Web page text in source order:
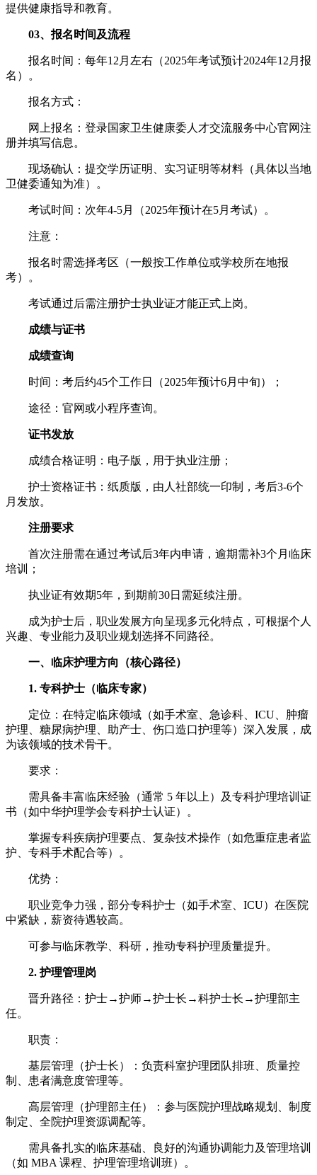
提供健康指导和教育。
03、报名时间及流程
报名时间：每年12月左右（2025年考试预计2024年12月报
名）。
报名方式：
网上报名：登录国家卫生健康委人才交流服务中心官网注
册并填写信息。
现场确认：提交学历证明、实习证明等材料（具体以当地
卫健委通知为准）。
考试时间：次年4-5月（2025年预计在5月考试）。
注意：
报名时需选择考区（一般按工作单位或学校所在地报
考）。
考试通过后需注册护士执业证才能正式上岗。
成绩与证书
成绩查询
时间：考后约45个工作日（2025年预计6月中旬）；
途径：官网或小程序查询。
证书发放
成绩合格证明：电子版，用于执业注册；
护士资格证书：纸质版，由人社部统一印制，考后3-6个
月发放。
注册要求
首次注册需在通过考试后3年内申请，逾期需补3个月临床
培训；
执业证有效期5年，到期前30日需延续注册。
成为护士后，职业发展方向呈现多元化特点，可根据个人
兴趣、专业能力及职业规划选择不同路径。
一、临床护理方向（核心路径）
1. 专科护士（临床专家）
定位：在特定临床领域（如手术室、急诊科、ICU、肿瘤
护理、糖尿病护理、助产士、伤口造口护理等）深入发展，成
为该领域的技术骨干。
要求：
需具备丰富临床经验（通常 5 年以上）及专科护理培训证
书（如中华护理学会专科护士认证）。
掌握专科疾病护理要点、复杂技术操作（如危重症患者监
护、专科手术配合等）。
优势：
职业竞争力强，部分专科护士（如手术室、ICU）在医院
中紧缺，薪资待遇较高。
可参与临床教学、科研，推动专科护理质量提升。
2. 护理管理岗
晋升路径：护士→护师→护士长→科护士长→护理部主
任。
职责：
基层管理（护士长）：负责科室护理团队排班、质量控
制、患者满意度管理等。
高层管理（护理部主任）：参与医院护理战略规划、制度
制定、全院护理资源调配等。
需具备扎实的临床基础、良好的沟通协调能力及管理培训
（如 MBA 课程、护理管理培训班）。